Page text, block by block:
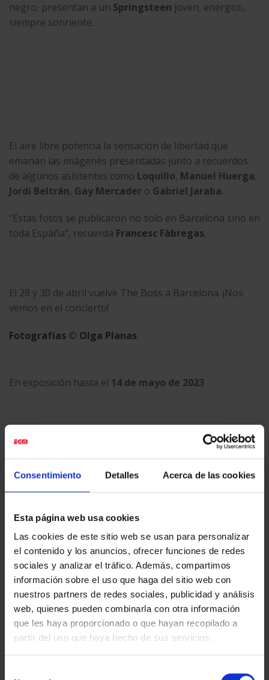
Consentimiento Detalles Acerca de las cookies
Esta página web usa cookies
Las cookies de este sitio web se usan para personalizar
el contenido y los anuncios, ofrecer funciones de redes
sociales y analizar el tráfico. Además, compartimos
información sobre el uso que haga del sitio web con
nuestros partners de redes sociales, publicidad y análisis
web, quienes pueden combinarla con otra información
que les haya proporcionado o que hayan recopilado a
partir del uso que haya hecho de sus servicios.
negro, presentan a un Springsteen joven, enérgico,
siempre sonriente.
El aire libre potencia la sensación de libertad que
emanan las imágenes presentadas junto a recuerdos
de algunos asistentes como Loquillo, Manuel Huerga,
Jordi Beltrán, Gay Mercader o Gabriel Jaraba.
“Estas fotos se publicaron no solo en Barcelona sino en
toda España”, recuerda Francesc Fàbregas.
El 28 y 30 de abril vuelve The Boss a Barcelona. ¡Nos
vemos en el concierto!
Fotografías © Olga Planas
En exposición hasta el 14 de mayo de 2023
EGM
producir la exposición
conjuntamente conIntervento.
Esta entrada fue publicada enEventos & Expos y etiquetada
Actualidad,Digital Printing,Eventos & Expos.
EGM_TEST